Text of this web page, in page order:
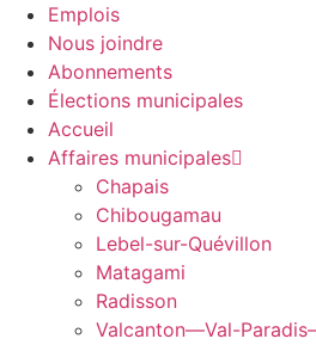
Emplois
Nous joindre
Abonnements
Élections municipales
Accueil
Affaires municipales
Chapais
Chibougamau
Lebel-sur-Quévillon
Matagami
Radisson
Valcanton—Val-